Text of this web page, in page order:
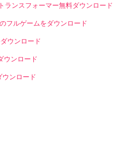
ランスフォーマー無料ダウンロード
フルゲームをダウンロード
ウンロード
ウンロード
ンロード